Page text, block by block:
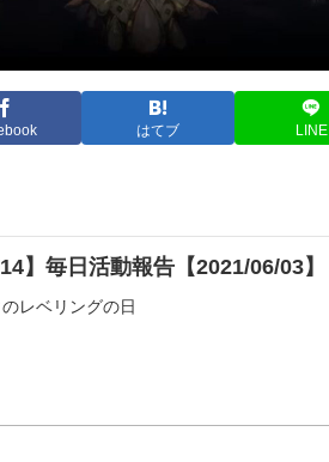
はてブ LINE
】毎日活動報告【2021/06/03】
レベリングの日